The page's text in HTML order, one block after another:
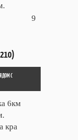
9
С
6км
кра